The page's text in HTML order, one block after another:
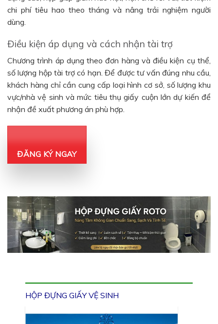
chi phí tiêu hao theo tháng và nâng trải nghiệm người
dùng.
Điều kiện áp dụng và cách nhận tài trợ
Chương trình áp dụng theo đơn hàng và điều kiện cụ thể,
số lượng hộp tài trợ có hạn. Để được tư vấn đúng nhu cầu,
khách hàng chỉ cần cung cấp loại hình cơ sở, số lượng khu
vực/nhà vệ sinh và mức tiêu thụ giấy cuộn lớn dự kiến để
nhận đề xuất phương án phù hợp.
ĐĂNG KÝ NGAY
HỘP ĐỰNG GIẤY VỆ SINH